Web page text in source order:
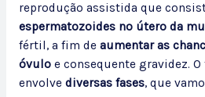
reprodução assistida que
espermatozoides no útero da
fértil, a fim de aumentar as
óvuloe consequente gravidez.
envolve diversas fases, que